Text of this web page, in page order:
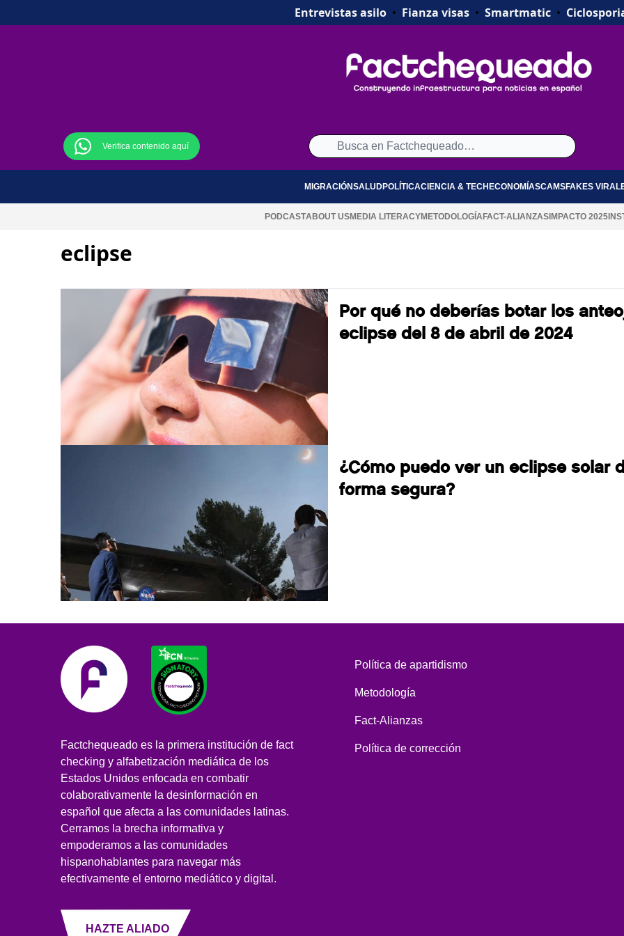
Entrevistas asilo• Fianza visas• Smartmatic•
Verifica contenido aquí
MIGRACIÓNSALUDPOLÍTICACIENCIA & TECH ECONOMÍASCAMSFAKES
PODCASTABOUT USMEDIA LITERACYMETODOLOGÍA FACT-ALIANZASIMPACTO 2025
eclipse
Por qué no deberías botar los
eclipse del 8 de abril de 2024
¿Cómo puedo ver un eclipse solar
forma segura?
Factchequeado es la primera institución de fact
checking y alfabetización mediática de los
Estados Unidos enfocada en combatir
colaborativamente la desinformación en
español que afecta a las comunidades latinas.
Cerramos la brecha informativa y
empoderamos a las comunidades
hispanohablantes para navegar más
efectivamente el entorno mediático y digital.
HAZTE ALIADO
Política de apartidismo
Metodología
Fact-Alianzas
Política de corrección